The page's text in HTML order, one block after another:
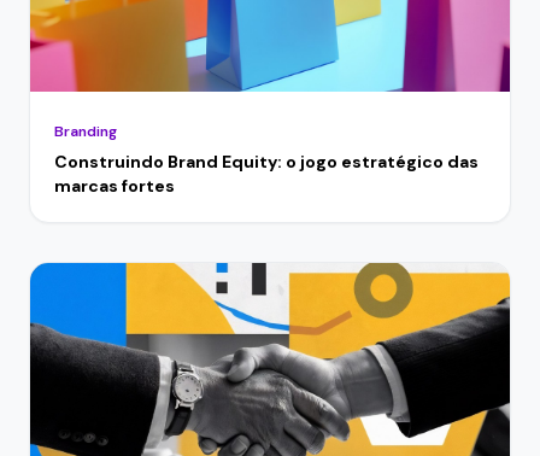
Branding
Construindo Brand Equity: o jogo estratégico das
marcas fortes